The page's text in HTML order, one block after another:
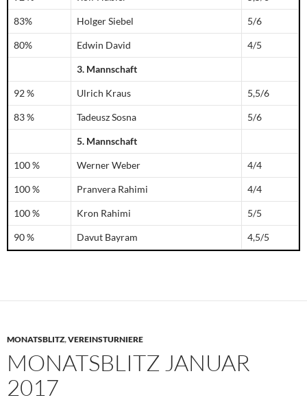
83% Holger Siebel 5/6
80% Edwin David 4/5
3. Mannschaft
92 % Ulrich Kraus 5,5/6
83 % Tadeusz Sosna 5/6
5. Mannschaft
100 % Werner Weber 4/4
100 % Pranvera Rahimi 4/4
100 % Kron Rahimi 5/5
90 % Davut Bayram 4,5/5
MONATSBLITZ,VEREINSTURNIERE
MONATSBLITZ JANUAR
2017